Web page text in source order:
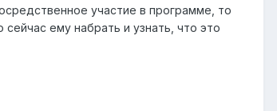
участие в программе, то
ему набрать и узнать, что это